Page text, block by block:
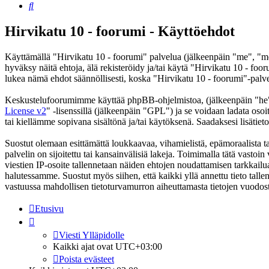
Etsi
Hirvikatu 10 - foorumi - Käyttöehdot
Käyttämällä "Hirvikatu 10 - foorumi" palvelua (jälkeenpäin "me",
hyväksy näitä ehtoja, älä rekisteröidy ja/tai käytä "Hirvikatu 10 -
lukea nämä ehdot säännöllisesti, koska "Hirvikatu 10 - foorumi"-
Keskustelufoorumimme käyttää phpBB-ohjelmistoa, (jälkeenpäin
License v2" -lisenssillä (jälkeenpäin "GPL") ja se voidaan ladata
tai kiellämme sopivana sisältönä ja/tai käytöksenä. Saadaksesi
Suostut olemaan esittämättä loukkaavaa, vihamielistä,
palvelin on sijoitettu tai kansainvälisiä lakeja. Toimimalla tätä
viestien IP-osoite tallennetaan näiden ehtojen noudattamisen
halutessamme. Suostut myös siihen, että kaikki yllä annettu tieto
vastuussa mahdollisen tietoturvamurron aiheuttamasta tietojen
Etusivu
Viesti Ylläpidolle
Kaikki ajat ovat UTC+03:00
Poista evästeet